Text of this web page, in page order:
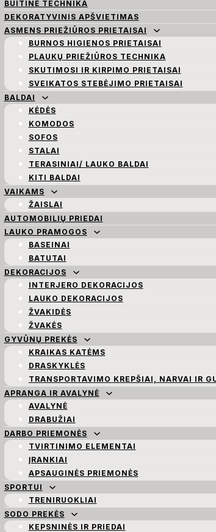
BUITINĖ TECHNIKA
DEKORATYVINIS APŠVIETIMAS
ASMENS PRIEŽIŪROS PRIETAISAI
BURNOS HIGIENOS PRIETAISAI
PLAUKŲ PRIEŽIŪROS TECHNIKA
SKUTIMOSI IR KIRPIMO PRIETAISAI
SVEIKATOS STEBĖJIMO PRIETAISAI
BALDAI
KĖDĖS
KOMODOS
SOFOS
STALAI
TERASINIAI/ LAUKO BALDAI
KITI BALDAI
VAIKAMS
ŽAISLAI
AUTOMOBILIŲ PRIEDAI
LAUKO PRAMOGOS
BASEINAI
BATUTAI
DEKORACIJOS
INTERJERO DEKORACIJOS
LAUKO DEKORACIJOS
ŽVAKIDĖS
ŽVAKĖS
GYVŪNŲ PREKĖS
KRAIKAS KATĖMS
DRASKYKLĖS
TRANSPORTAVIMO KREPŠIAI, NARVAI IR
APRANGA IR AVALYNĖ
AVALYNĖ
DRABUŽIAI
DARBO PRIEMONĖS
TVIRTINIMO ELEMENTAI
ĮRANKIAI
APSAUGINĖS PRIEMONĖS
SPORTUI
TRENIRUOKLIAI
SODO PREKĖS
KEPSNINĖS IR PRIEDAI